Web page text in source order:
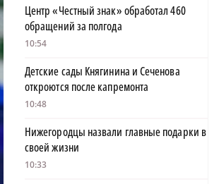
Центр «Честный знак» обработал 460
обращений за полгода
10:54
Детские сады Княгинина и Сеченова
откроются после капремонта
10:48
Нижегородцы назвали главные подарки в
своей жизни
10:33